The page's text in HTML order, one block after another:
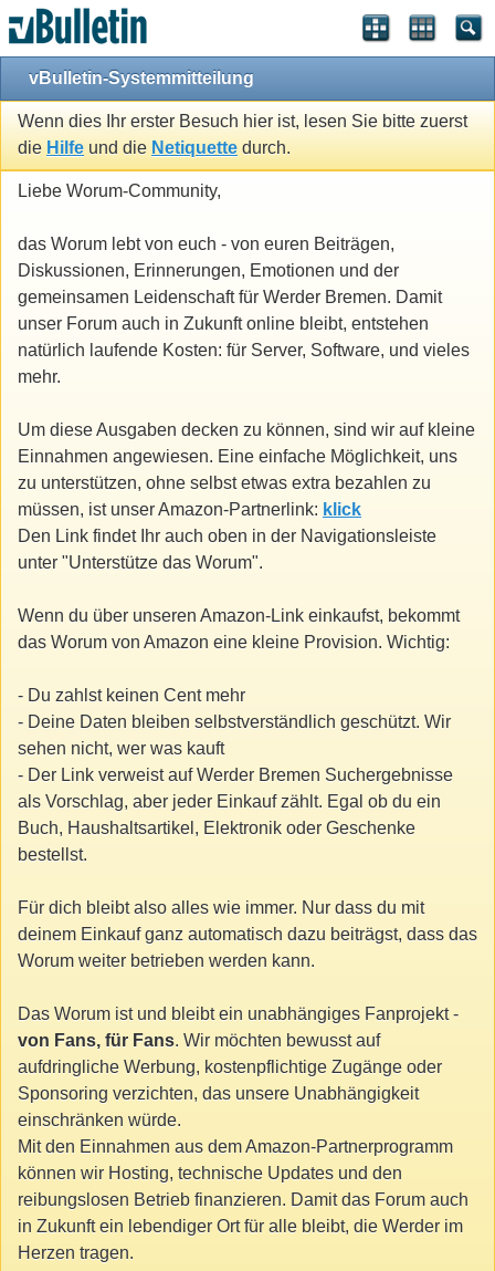
vBulletin-Systemmitteilung
Wenn dies Ihr erster Besuch hier ist, lesen Sie bitte zuerst
die Hilfe und die Netiquette durch.
Liebe Worum-Community,
das Worum lebt von euch - von euren Beiträgen,
Diskussionen, Erinnerungen, Emotionen und der
gemeinsamen Leidenschaft für Werder Bremen. Damit
unser Forum auch in Zukunft online bleibt, entstehen
natürlich laufende Kosten: für Server, Software, und vieles
mehr.
Um diese Ausgaben decken zu können, sind wir auf kleine
Einnahmen angewiesen. Eine einfache Möglichkeit, uns
zu unterstützen, ohne selbst etwas extra bezahlen zu
müssen, ist unser Amazon-Partnerlink: klick
Den Link findet Ihr auch oben in der Navigationsleiste
unter "Unterstütze das Worum".
Wenn du über unseren Amazon-Link einkaufst, bekommt
das Worum von Amazon eine kleine Provision. Wichtig:
- Du zahlst keinen Cent mehr
- Deine Daten bleiben selbstverständlich geschützt. Wir
sehen nicht, wer was kauft
- Der Link verweist auf Werder Bremen Suchergebnisse
als Vorschlag, aber jeder Einkauf zählt. Egal ob du ein
Buch, Haushaltsartikel, Elektronik oder Geschenke
bestellst.
Für dich bleibt also alles wie immer. Nur dass du mit
deinem Einkauf ganz automatisch dazu beiträgst, dass das
Worum weiter betrieben werden kann.
Das Worum ist und bleibt ein unabhängiges Fanprojekt -
von Fans, für Fans. Wir möchten bewusst auf
aufdringliche Werbung, kostenpflichtige Zugänge oder
Sponsoring verzichten, das unsere Unabhängigkeit
einschränken würde.
Mit den Einnahmen aus dem Amazon-Partnerprogramm
können wir Hosting, technische Updates und den
reibungslosen Betrieb finanzieren. Damit das Forum auch
in Zukunft ein lebendiger Ort für alle bleibt, die Werder im
Herzen tragen.